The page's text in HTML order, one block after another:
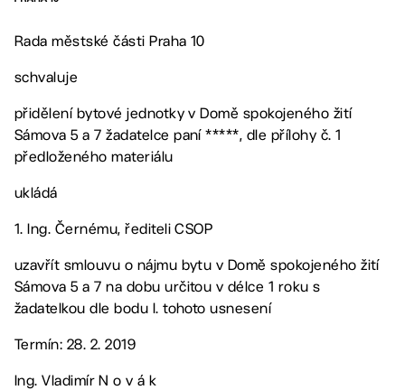
Rada městské části Praha 10
schvaluje
přidělení bytové jednotky v Domě spokojeného žití
Sámova 5 a 7 žadatelce paní *****, dle přílohy č. 1
předloženého materiálu
ukládá
1. Ing. Černému, řediteli CSOP
uzavřít smlouvu o nájmu bytu v Domě spokojeného žití
Sámova 5 a 7 na dobu určitou v délce 1 roku s
žadatelkou dle bodu I. tohoto usnesení
Termín: 28. 2. 2019
Ing. Vladimír N o v á k